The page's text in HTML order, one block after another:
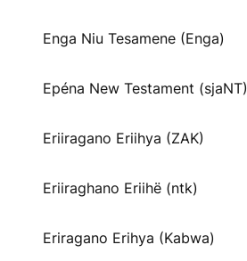
Enga Niu Tesamene (Enga)
Epéna New Testament (sjaNT)
Eriiragano Eriihya (ZAK)
Eriiraghano Eriihë (ntk)
Eriragano Erihya (Kabwa)